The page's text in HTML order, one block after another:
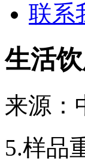
联系
生活
来源：
5.样品